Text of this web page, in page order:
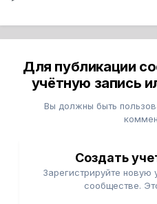
Для публикации
учётную запись
Вы должны быть
Создать
Зарегистрируйте
сообществе.